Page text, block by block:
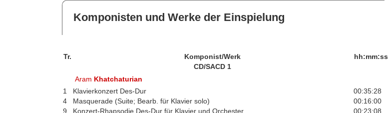
Komponisten und Werke der Einspielung
Tr. Komponist/Werk
hh:mm:ss
CD/SACD 1
Aram Khatchaturian
1
Klavierkonzert Des-Dur
00:35:28
4
Masquerade (Suite; Bearb. für Klavier solo)
00:16:00
9
Konzert-Rhapsodie Des-Dur für Klavier und Orchester 00:23:08